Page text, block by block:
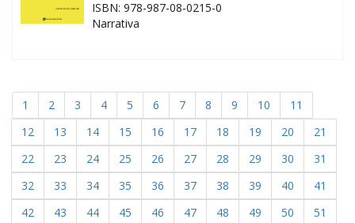
ISBN: 978-987-08-0215-0
Narrativa
1 2 3 4 5 6 7 8 9 10
11
12
13 14 15 16 17 18 19 20
21
22
23 24 25 26 27 28 29 30
31
32
33 34 35 36 37 38 39 40
41
42
43 44 45 46 47 48 49 50
51